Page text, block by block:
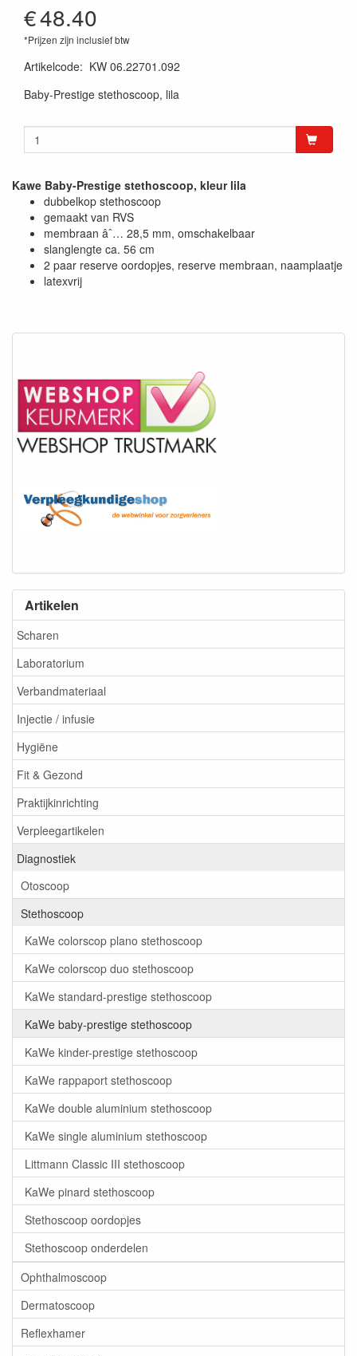
Artikelen
Scharen
Laboratorium
Verbandmateriaal
Injectie / infusie
Hygiëne
Fit & Gezond
Praktijkinrichting
Verpleegartikelen
Diagnostiek
Otoscoop
Stethoscoop
KaWe colorscop plano stethoscoop
KaWe colorscop duo stethoscoop
KaWe standard-prestige stethoscoop
KaWe baby-prestige stethoscoop
KaWe kinder-prestige stethoscoop
KaWe rappaport stethoscoop
KaWe double aluminium stethoscoop
KaWe single aluminium stethoscoop
Littmann Classic III stethoscoop
KaWe pinard stethoscoop
Stethoscoop oordopjes
Stethoscoop onderdelen
Ophthalmoscoop
Dermatoscoop
Reflexhamer
€48.40
*Prijzen zijn inclusief btw
Artikelcode: KW 06.22701.092
Baby-Prestige stethoscoop, lila
Kawe Baby-Prestige stethoscoop, kleur lila
dubbelkop stethoscoop
gemaakt van RVS
membraan âˆ… 28,5 mm, omschakelbaar
slanglengte ca. 56 cm
2 paar reserve oordopjes, reserve membraan, naamplaatje
latexvrij